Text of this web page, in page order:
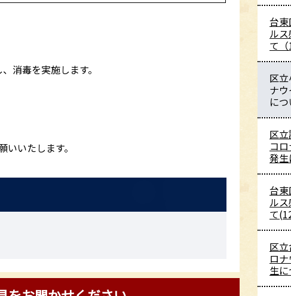
消毒を実施します。
いたします。
台
ル
て（
区
ナ
に
区
コ
発
台
ル
て
区
ロ
生に